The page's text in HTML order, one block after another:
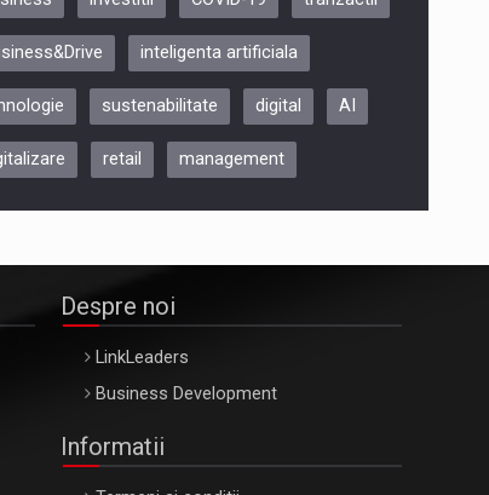
ARTEMIS LETO, ORADEA, 8
Oradea – 8 Oct 2026
inteligenta artificiala
sustenabilitate digital AI
retail management
Despre noi
LinkLeaders
Business Development
Informatii